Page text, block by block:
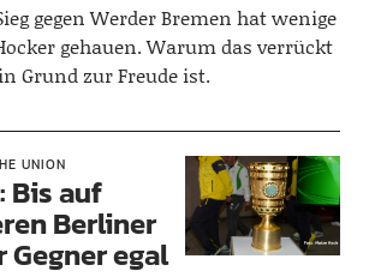
gegen Werder Bremen hat wenige
gehauen. Warum das verrückt
Grund zur Freude ist.
UNION
Bis auf
Berliner
Gegner egal